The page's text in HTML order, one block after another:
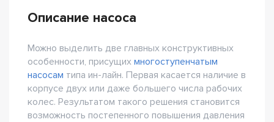
Описание насоса
Можно выделить две главных конструктивных
особенности, присущих многоступенчатым
насосам типа ин-лайн. Первая касается наличие в
корпусе двух или даже большего числа рабочих
колес. Результатом такого решения становится
возможность постепенного повышения давления